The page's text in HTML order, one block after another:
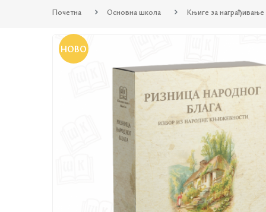
Почетна Основна школа Књиге за награђивање
НОВО